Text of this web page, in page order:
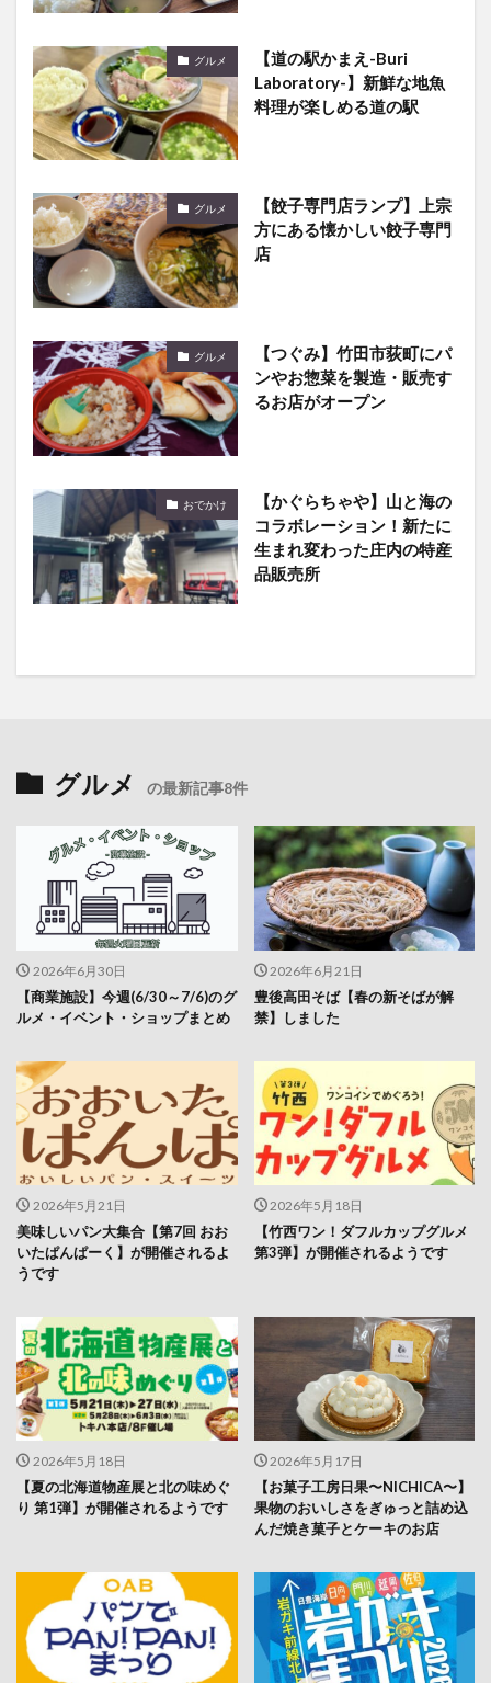
グルメ
【道の駅かまえ-Buri
Laboratory-】新鮮な地魚
料理が楽しめる道の駅
グルメ
【餃子専門店ランプ】上宗
方にある懐かしい餃子専門
店
グルメ
【つぐみ】竹田市荻町にパ
ンやお惣菜を製造・販売す
るお店がオープン
おでかけ
【かぐらちゃや】山と海の
コラボレーション！新たに
生まれ変わった庄内の特産
品販売所
グルメ の最新記事8件
2026年6月30日
【商業施設】今週(6/30～7/6)のグ
ルメ・イベント・ショップまとめ
2026年6月21日
豊後高田そば【春の新そばが解
禁】しました
2026年5月21日
美味しいパン大集合【第7回 おお
いたぱんぱーく】が開催されるよ
うです
2026年5月18日
【竹西ワン！ダフルカップグルメ
第3弾】が開催されるようです
2026年5月18日
【夏の北海道物産展と北の味めぐ
り 第1弾】が開催されるようです
2026年5月17日
【お菓子工房日果〜NICHICA〜】
果物のおいしさをぎゅっと詰め込
んだ焼き菓子とケーキのお店